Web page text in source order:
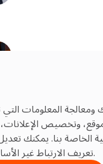
ومعالجة المعلومات
وتخصيص
الخاصة بنا. يمكنك
تعريف الارتباط غير الأساسية بالنقر على إعدادات ملفات تعريف الارتباط.
تشكل معايير ISO العمود الفقري لإدارة
وعالية الجودة.
بتوجيه من ISO 9001 و14001 و45001،
يضمن OCS الموثوقية والمساءلة والتحسين
فريق OCS
25 Nov,